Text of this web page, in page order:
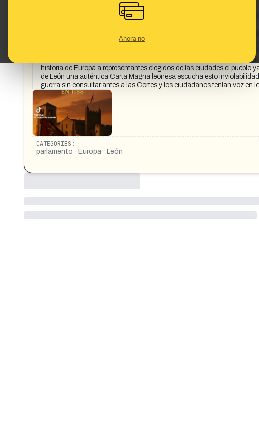
Ahora no
This content has not yet been
siempre nos han dicho que la democracia parlamentaria nació en
representativo de Occidente nació en León España en 1188 y no lo
más antiguo del parlamentarismo europeo ese año el joven rey
imponer su autoridad a la fuerza hizo algo revolucionario convocó
historia de Europa a representantes elegidos de las ciudades el
de León una auténtica Carta Magna leonesa escucha esto
guerra sin consultar antes a las Cortes y los ciudadanos tenían voz en
CATEGORIES:
parlamento · Europa · León